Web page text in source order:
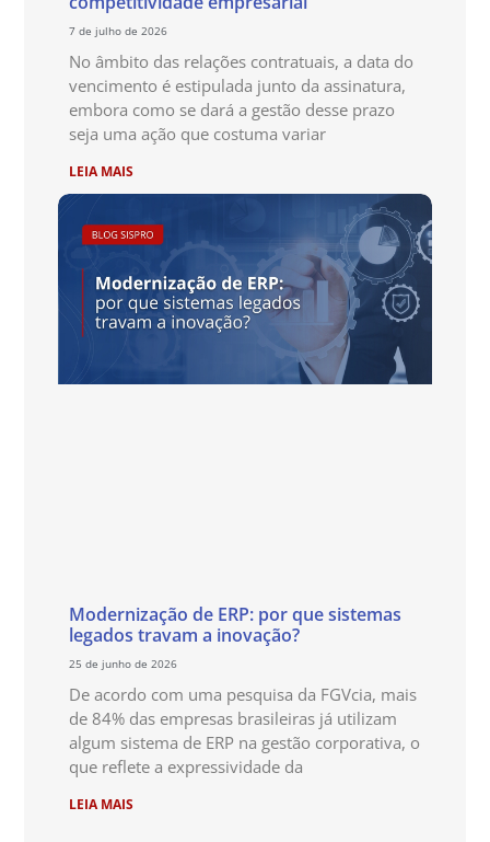
7 de julho de 2026
No âmbito das relações contratuais, a data do
vencimento é estipulada junto da assinatura,
embora como se dará a gestão desse prazo
seja uma ação que costuma variar
LEIA MAIS
Modernização de ERP: por que sistemas
legados travam a inovação?
25 de junho de 2026
De acordo com uma pesquisa da FGVcia, mais
de 84% das empresas brasileiras já utilizam
algum sistema de ERP na gestão corporativa, o
que reflete a expressividade da
LEIA MAIS